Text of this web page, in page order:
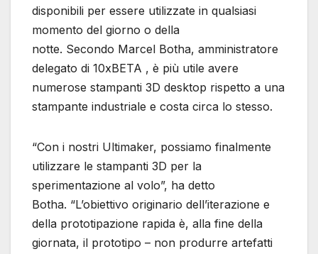
disponibili per essere utilizzate in qualsiasi
momento del giorno o della
notte. Secondo Marcel Botha, amministratore
delegato di 10xBETA , è più utile avere
numerose stampanti 3D desktop rispetto a una
stampante industriale e costa circa lo stesso.
“Con i nostri Ultimaker, possiamo finalmente
utilizzare le stampanti 3D per la
sperimentazione al volo”, ha detto
Botha. “L’obiettivo originario dell’iterazione e
della prototipazione rapida è, alla fine della
giornata, il prototipo – non produrre artefatti